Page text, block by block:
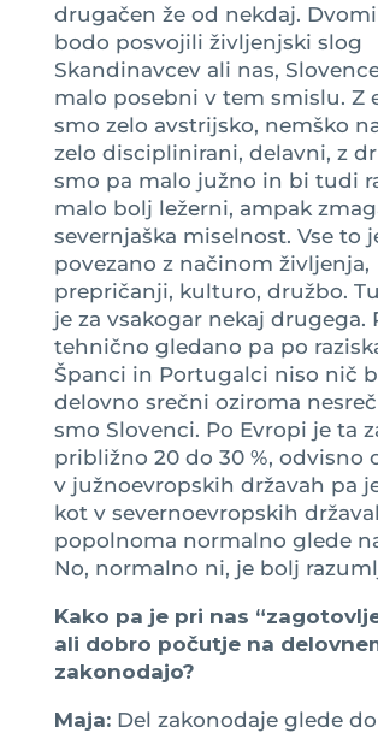
drugačen že od nekdaj.
bodo posvojili življenjski slog
Skandinavcev ali nas,
malo posebni v tem smislu. Z
smo zelo avstrijsko, nemško
zelo disciplinirani, delavni, z
smo pa malo južno in bi tudi
malo bolj ležerni, ampak
severnjaška miselnost. Vse to
povezano z načinom življenja,
prepričanji, kulturo, družbo.
je za vsakogar nekaj drugega.
tehnično gledano pa po
Španci in Portugalci niso nič
delovno srečni oziroma
smo Slovenci. Po Evropi je ta
približno 20 do 30 %, odvisno
v južnoevropskih državah pa
kot v severnoevropskih
popolnoma normalno glede
No, normalno ni, je bolj
Kako pa je pri nas
ali dobro počutje na
zakonodajo?
Maja: Del zakonodaje glede